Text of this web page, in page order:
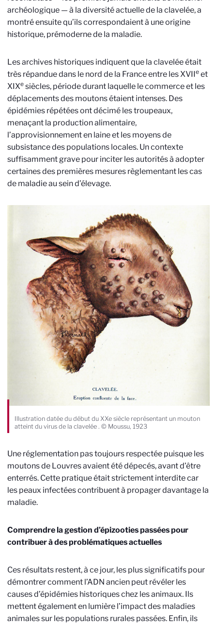
archéologique — à la diversité actuelle de la clavelée, a
montré ensuite qu’ils correspondaient à une origine
historique, prémoderne de la maladie.
Les archives historiques indiquent que la clavelée était
très répandue dans le nord de la France entre lesXVIIe et
XIXe siècles, période durant laquelle le commerce et les
déplacements des moutons étaient intenses. Des
épidémies répétées ont décimé les troupeaux,
menaçant la production alimentaire,
l’approvisionnement en laine et les moyens de
subsistance des populations locales. Un contexte
suffisamment grave pour inciter les autorités à adopter
certaines des premières mesures règlementant les cas
de maladie au sein d’élevage.
Illustration datée du début du XXe siècle représentant un mouton
atteint du virus de la clavelée . © Moussu, 1923
Une réglementation pas toujours respectée puisque les
moutons de Louvres avaient été dépecés, avant d’être
enterrés. Cette pratique était strictement interdite car
les peaux infectées contribuent à propager davantage la
maladie.
Comprendre la gestion d’épizooties passées pour
contribuer à des problématiques actuelles
Ces résultats restent, à ce jour, les plus significatifs pour
démontrer comment l’ADN ancien peut révéler les
causes d’épidémies historiques chez les animaux. Ils
mettent également en lumière l’impact des maladies
animales sur les populations rurales passées. Enfin, ils